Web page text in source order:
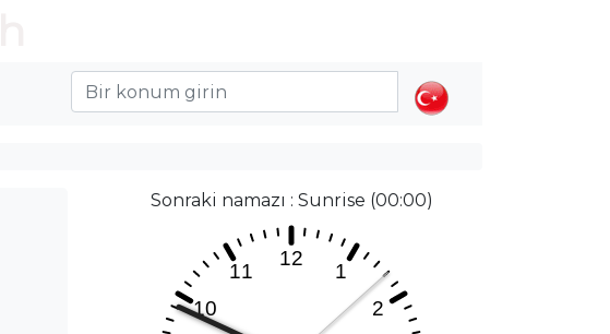
Sonraki namazı : Sunrise (00:00)